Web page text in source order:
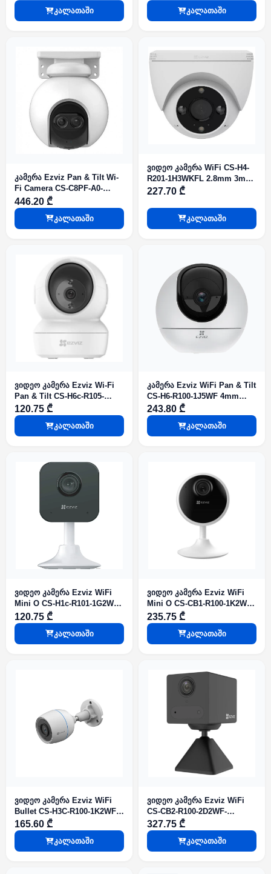
კალათაში კალათაში
კამერა Ezviz Pan & Tilt Wi-
Fi Camera CS-C8PF-A0-
6E22WFR 2.8mm 12mm
Dual-Lens
446.20 ₾
კალათაში
ვიდეო კამერა WiFi CS-H4-
R201-1H3WKFL 2.8mm 3mp
Turret Ezviz
227.70 ₾
კალათაში
ვიდეო კამერა Ezviz Wi-Fi
Pan & Tilt CS-H6c-R105-
1L2WF 4mm 2mp Smart
tracking
120.75 ₾
კალათაში
კამერა Ezviz WiFi Pan & Tilt
CS-H6-R100-1J5WF 4mm
5mp 2K+ Resolution
243.80 ₾
კალათაში
ვიდეო კამერა Ezviz WiFi
Mini O CS-H1c-R101-1G2WR
2.8mm 2mp Cube Ezviz
120.75 ₾
კალათაში
ვიდეო კამერა Ezviz WiFi
Mini O CS-CB1-R100-1K2WF
2.8mm 2mp Cube Ezviz
235.75 ₾
კალათაში
ვიდეო კამერა Ezviz WiFi
Bullet CS-H3C-R100-1K2WFL
2.8mm
165.60 ₾
კალათაში
ვიდეო კამერა Ezviz WiFi
CS-CB2-R100-2D2WF-
BK(Type-C) 4mm 2mp Battery
Ezviz
327.75 ₾
კალათაში